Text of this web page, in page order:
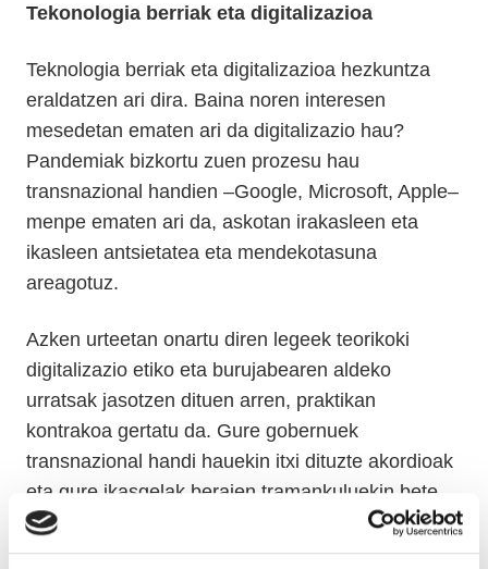
Tekonologia berriak eta digitalizazioa
Teknologia berriak eta digitalizazioa hezkuntza
eraldatzen ari dira. Baina noren interesen
mesedetan ematen ari da digitalizazio hau?
Pandemiak bizkortu zuen prozesu hau
transnazional handien –Google, Microsoft, Apple–
menpe ematen ari da, askotan irakasleen eta
ikasleen antsietatea eta mendekotasuna
areagotuz.
Azken urteetan onartu diren legeek teorikoki
digitalizazio etiko eta burujabearen aldeko
urratsak jasotzen dituen arren, praktikan
kontrakoa gertatu da. Gure gobernuek
transnazional handi hauekin itxi dituzte akordioak
eta gure ikasgelak beraien tramankuluekin bete
dituzte eta gure ikasleen garunak beraien
sistemekin kolonizatu. Nolakoa behar du